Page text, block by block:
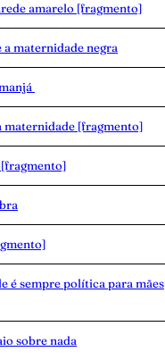
amarelo [fragmento]
maternidade negra
maternidade [fragmento]
é sempre política para mães
sobre nada